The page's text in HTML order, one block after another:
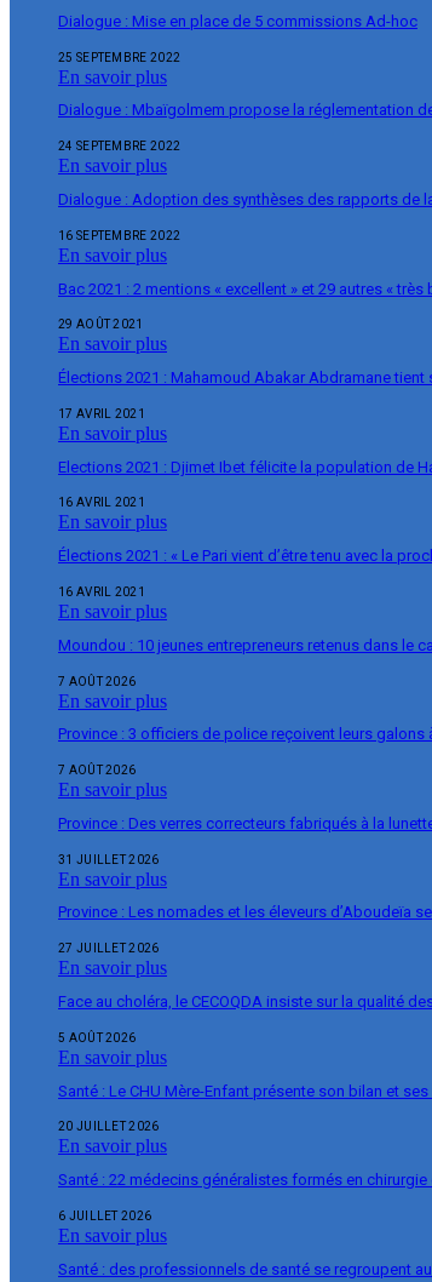
Dialogue : Mise en place de 5 commissions Ad-hoc
25 SEPTEMBRE 2022
En savoir plus
Dialogue : Mbaïgolmem propose la réglementation
24 SEPTEMBRE 2022
En savoir plus
Dialogue : Adoption des synthèses des rapports de
16 SEPTEMBRE 2022
En savoir plus
Bac 2021 : 2 mentions « excellent » et 29 autres « très
29 AOÛT 2021
En savoir plus
Élections 2021 : Mahamoud Abakar Abdramane tient
17 AVRIL 2021
En savoir plus
Elections 2021 : Djimet Ibet félicite la population de
16 AVRIL 2021
En savoir plus
Élections 2021 : « Le Pari vient d’être tenu avec la
16 AVRIL 2021
En savoir plus
Moundou : 10 jeunes entrepreneurs retenus dans le
7 AOÛT 2026
En savoir plus
Province : 3 officiers de police reçoivent leurs galons
7 AOÛT 2026
En savoir plus
Province : Des verres correcteurs fabriqués à la
31 JUILLET 2026
En savoir plus
Province : Les nomades et les éleveurs d’Aboudeïa
27 JUILLET 2026
En savoir plus
Face au choléra, le CECOQDA insiste sur la qualité
5 AOÛT 2026
En savoir plus
Santé : Le CHU Mère-Enfant présente son bilan et
20 JUILLET 2026
En savoir plus
Santé : 22 médecins généralistes formés en chirurgie
6 JUILLET 2026
En savoir plus
Santé : des professionnels de santé se regroupent